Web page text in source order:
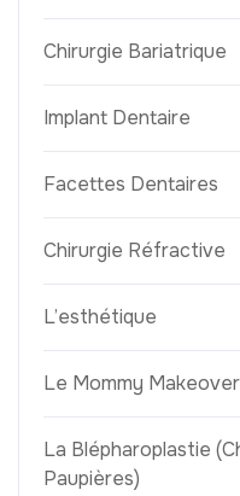
Chirurgie Bariatrique
Implant Dentaire
Facettes Dentaires
Chirurgie Réfractive
L’esthétique
Le Mommy Makeover
La Blépharoplastie
Paupières)